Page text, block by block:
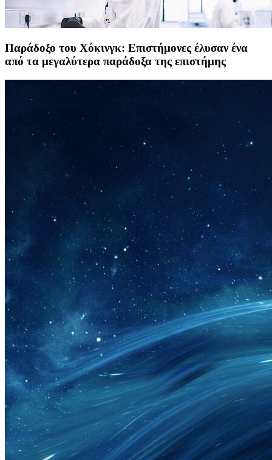
Παράδοξο του Χόκινγκ: Επιστήμονες έλυσαν ένα
από τα μεγαλύτερα παράδοξα της επιστήμης